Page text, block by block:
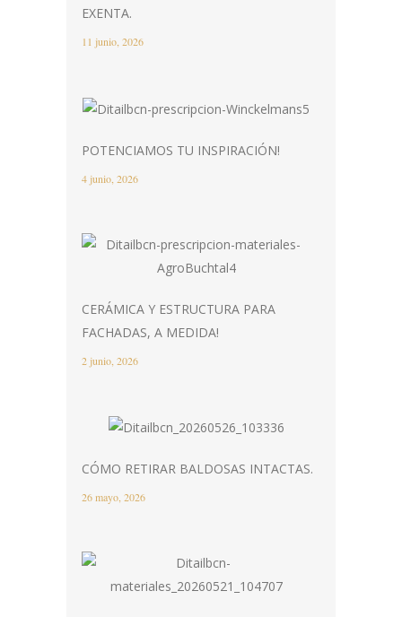
EXENTA.
11 junio, 2026
POTENCIAMOS TU INSPIRACIÓN!
4 junio, 2026
CERÁMICA Y ESTRUCTURA PARA
FACHADAS, A MEDIDA!
2 junio, 2026
CÓMO RETIRAR BALDOSAS INTACTAS.
26 mayo, 2026